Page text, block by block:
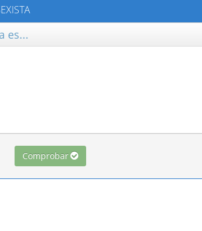
es...
Comprobar